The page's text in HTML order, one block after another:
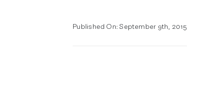
Published On: September 9th, 2015